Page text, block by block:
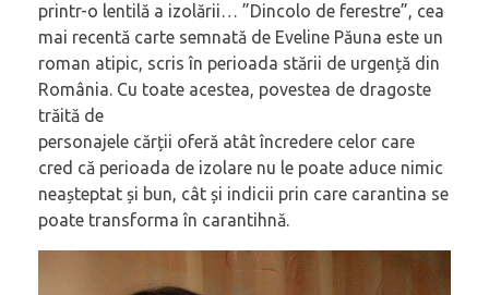
printr-o lentilă a izolării… ”Dincolo de ferestre”, cea
mai recentă carte semnată de Eveline Păuna este un
roman atipic, scris în perioada stării de urgență din
România. Cu toate acestea, povestea de dragoste
trăită de
personajele cărții oferă atât încredere celor care
cred că perioada de izolare nu le poate aduce nimic
neașteptat și bun, cât și indicii prin care carantina se
poate transforma în carantihnă.